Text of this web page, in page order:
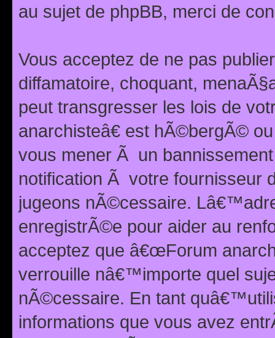
au sujet de phpBB, merci de
Vous acceptez de ne pas
diffamatoire, choquant,
peut transgresser les lois de
anarchisteâ€ est hÃ©bergÃ©
vous mener Ã un
notification Ã votre fournisseur
jugeons nÃ©cessaire.
enregistrÃ©e pour aider au
acceptez que â€œForum
verrouille nâ€™importe quel
nÃ©cessaire. En tant
informations que vous avez